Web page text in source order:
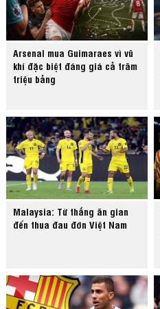
Arsenal mua Guimaraes vì vũ
khí đặc biệt đáng giá cả trăm
triệu bảng
Malaysia: Từ thắng ăn gian
đến thua đau đớn Việt Nam